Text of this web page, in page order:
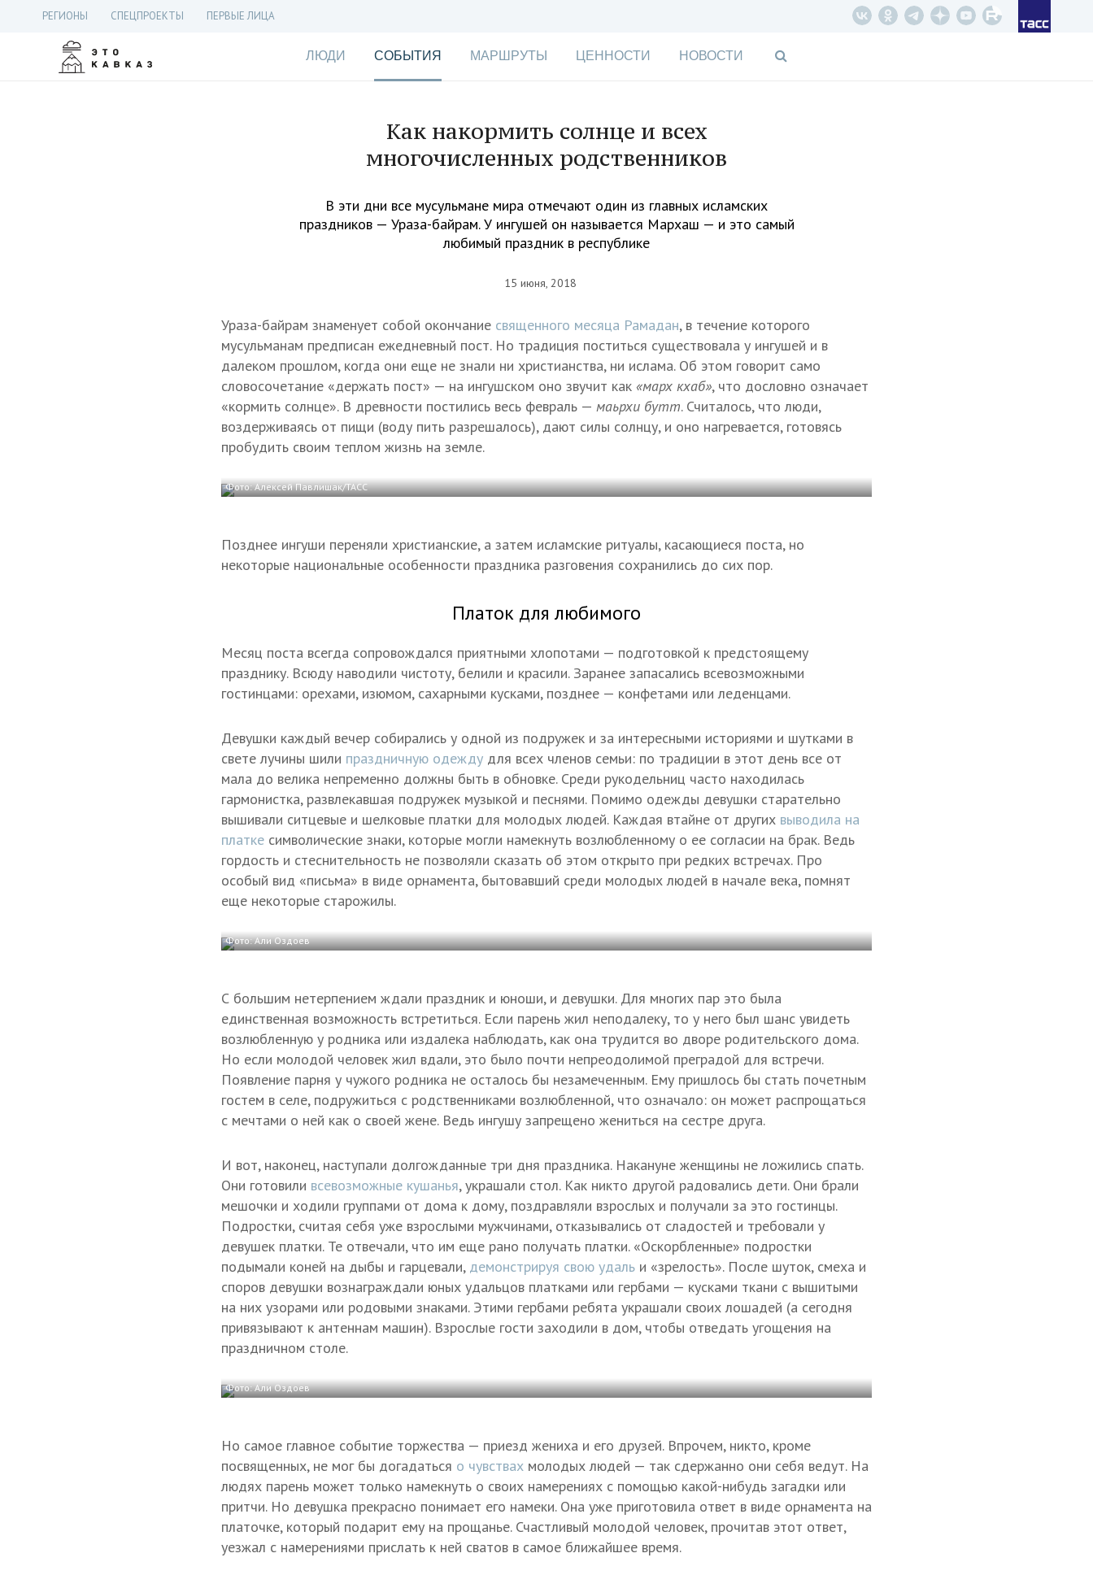
РЕГИОНЫ СПЕЦПРОЕКТЫ ПЕРВЫЕ ЛИЦА
ЛЮДИ СОБЫТИЯ МАРШРУТЫ ЦЕННОСТИ НОВОСТИ
Как накормить солнце и всех
многочисленных родственников
В эти дни все мусульмане мира отмечают один из главных исламских
праздников — Ураза-байрам. У ингушей он называется Мархаш — и это самый
любимый праздник в республике
15 июня, 2018
Ураза-байрам знаменует собой окончание священного месяца Рамадан, в течение которого
мусульманам предписан ежедневный пост. Но традиция поститься существовала у ингушей и в
далеком прошлом, когда они еще не знали ни христианства, ни ислама. Об этом говорит само
словосочетание «держать пост» — на ингушском оно звучит как «марх кхаб», что дословно означает
«кормить солнце». В древности постились весь февраль — маьрхи бутт. Считалось, что люди,
воздерживаясь от пищи (воду пить разрешалось), дают силы солнцу, и оно нагревается, готовясь
пробудить своим теплом жизнь на земле.
Фото: Алексей Павлишак/ТАСС
Позднее ингуши переняли христианские, а затем исламские ритуалы, касающиеся поста, но
некоторые национальные особенности праздника разговения сохранились до сих пор.
Платок для любимого
Месяц поста всегда сопровождался приятными хлопотами — подготовкой к предстоящему
празднику. Всюду наводили чистоту, белили и красили. Заранее запасались всевозможными
гостинцами: орехами, изюмом, сахарными кусками, позднее — конфетами или леденцами.
Девушки каждый вечер собирались у одной из подружек и за интересными историями и шутками в
свете лучины шили праздничную одежду для всех членов семьи: по традиции в этот день все от
мала до велика непременно должны быть в обновке. Среди рукодельниц часто находилась
гармонистка, развлекавшая подружек музыкой и песнями. Помимо одежды девушки старательно
вышивали ситцевые и шелковые платки для молодых людей. Каждая втайне от других выводила на
платке символические знаки, которые могли намекнуть возлюбленному о ее согласии на брак. Ведь
гордость и стеснительность не позволяли сказать об этом открыто при редких встречах. Про
особый вид «письма» в виде орнамента, бытовавший среди молодых людей в начале века, помнят
еще некоторые старожилы.
Фото: Али Оздоев
С большим нетерпением ждали праздник и юноши, и девушки. Для многих пар это была
единственная возможность встретиться. Если парень жил неподалеку, то у него был шанс увидеть
возлюбленную у родника или издалека наблюдать, как она трудится во дворе родительского дома.
Но если молодой человек жил вдали, это было почти непреодолимой преградой для встречи.
Появление парня у чужого родника не осталось бы незамеченным. Ему пришлось бы стать почетным
гостем в селе, подружиться с родственниками возлюбленной, что означало: он может распрощаться
с мечтами о ней как о своей жене. Ведь ингушу запрещено жениться на сестре друга.
И вот, наконец, наступали долгожданные три дня праздника. Накануне женщины не ложились спать.
Они готовили всевозможные кушанья, украшали стол. Как никто другой радовались дети. Они брали
мешочки и ходили группами от дома к дому, поздравляли взрослых и получали за это гостинцы.
Подростки, считая себя уже взрослыми мужчинами, отказывались от сладостей и требовали у
девушек платки. Те отвечали, что им еще рано получать платки. «Оскорбленные» подростки
подымали коней на дыбы и гарцевали, демонстрируя свою удаль и «зрелость». После шуток, смеха и
споров девушки вознаграждали юных удальцов платками или гербами — кусками ткани с вышитыми
на них узорами или родовыми знаками. Этими гербами ребята украшали своих лошадей (а сегодня
привязывают к антеннам машин). Взрослые гости заходили в дом, чтобы отведать угощения на
праздничном столе.
Фото: Али Оздоев
Но самое главное событие торжества — приезд жениха и его друзей. Впрочем, никто, кроме
посвященных, не мог бы догадаться о чувствах молодых людей — так сдержанно они себя ведут. На
людях парень может только намекнуть о своих намерениях с помощью какой-нибудь загадки или
притчи. Но девушка прекрасно понимает его намеки. Она уже приготовила ответ в виде орнамента на
платочке, который подарит ему на прощанье. Счастливый молодой человек, прочитав этот ответ,
уезжал с намерениями прислать к ней сватов в самое ближайшее время.